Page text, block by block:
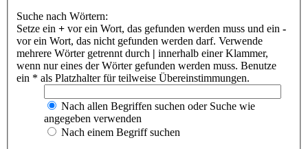
Suche nach Wörtern:
Setze ein + vor ein Wort, das gefunden werden muss und ein -
vor ein Wort, das nicht gefunden werden darf. Verwende
mehrere Wörter getrennt durch | innerhalb einer Klammer,
wenn nur eines der Wörter gefunden werden muss. Benutze
ein * als Platzhalter für teilweise Übereinstimmungen.
Nach allen Begriffen suchen oder Suche wie
angegeben verwenden
Nach einem Begriff suchen